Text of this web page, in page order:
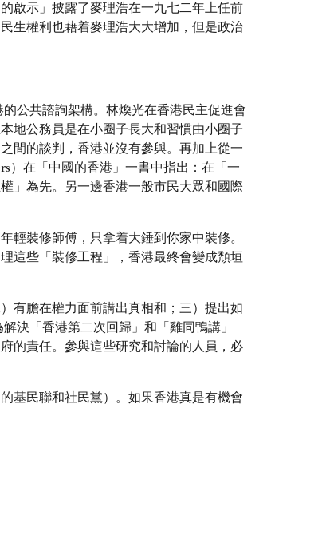
啟示」披露了麥理浩在一九七二年上任前
生權利也藉着麥理浩大大增加，但是政治
公共諮詢架構。林煥光在香港民主促進會
地公務員是在小圈子長大和習慣由小圈子
間的談判，香港並沒有參與。再加上從一
）在「中國的香港」一書中指出：在「一
」為先。另一邊香港一般市民大眾和國際
輕裝修師傅，只拿着大錘到你家中裝修。
這些「裝修工程」，香港最終會變成頹垣
有膽在權力面前講出真相和；三）提出如
決「香港第二次回歸」和「雞同鴨講」
的責任。參與這些研究和討論的人員，必
基民聯和社民黨）。如果香港真是有機會